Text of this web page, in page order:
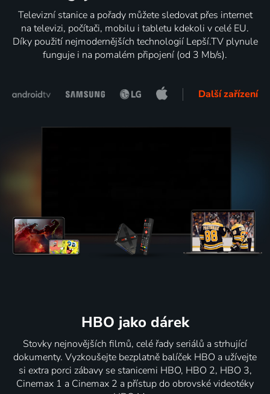
Televizní stanice a pořady můžete sledovat přes internet
na televizi, počítači, mobilu i tabletu kdekoli v celé EU.
Díky použití nejmodernějších technologií Lepší.TV plynule
funguje i na pomalém připojení (od 3 Mb/s).
Další zařízení
HBO jako dárek
Stovky nejnovějších filmů, celé řady seriálů a strhující
dokumenty. Vyzkoušejte bezplatně balíček HBO a užívejte
si extra porci zábavy se stanicemi HBO, HBO 2, HBO 3,
Cinemax 1 a Cinemax 2 a přístup do obrovské videotéky